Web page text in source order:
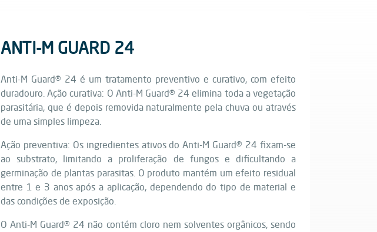
ANTI-M GUARD 24
Anti-M Guard® 24 é um tratamento preventivo e curativo, com efeito
duradouro. Ação curativa: O Anti-M Guard® 24 elimina toda a vegetação
parasitária, que é depois removida naturalmente pela chuva ou através
de uma simples limpeza.
Ação preventiva: Os ingredientes ativos do Anti-M Guard® 24 fixam-se
ao substrato, limitando a proliferação de fungos e dificultando a
germinação de plantas parasitas. O produto mantém um efeito residual
entre 1 e 3 anos após a aplicação, dependendo do tipo de material e
das condições de exposição.
O Anti-M Guard® 24 não contém cloro nem solventes orgânicos, sendo